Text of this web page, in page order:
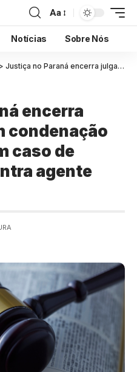
Aa
Notícias Sobre Nós
> Justiça no Paraná encerra julgamento com condenação de mandante em caso de assassinato contra agente penitenciário
encerra
condenação
caso de
agente